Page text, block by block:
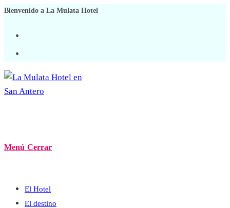
Ir
contenido
Bienvenido a La Mulata Hotel
Menú Cerrar
El Hotel
El destino